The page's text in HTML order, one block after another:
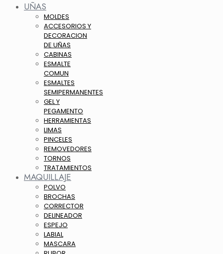
UÑAS
MOLDES
ACCESORIOS Y
DECORACION
DE UÑAS
CABINAS
ESMALTE
COMUN
ESMALTES
SEMIPERMANENTES
GEL Y
PEGAMENTO
HERRAMIENTAS
LIMAS
PINCELES
REMOVEDORES
TORNOS
TRATAMIENTOS
MAQUILLAJE
POLVO
BROCHAS
CORRECTOR
DELINEADOR
ESPEJO
LABIAL
MASCARA